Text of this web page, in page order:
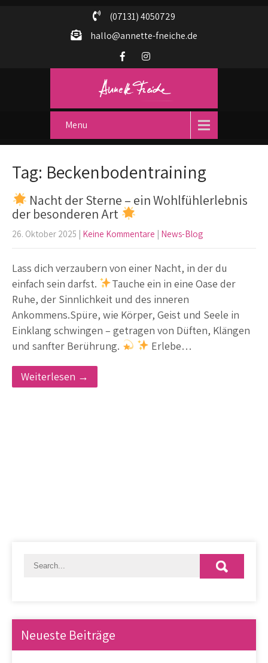
(07131) 4050729
hallo@annette-fneiche.de
Menu
Tag: Beckenbodentraining
Nacht der Sterne – ein Wohlfühlerlebnis
der besonderen Art
26. Oktober 2025 | Keine Kommentare | News-Blog
Lass dich verzaubern von einer Nacht, in der du
einfach sein darfst.
Tauche ein in eine Oase der
Ruhe, der Sinnlichkeit und des inneren
Ankommens.Spüre, wie Körper, Geist und Seele in
Einklang schwingen – getragen von Düften, Klängen
und sanfter Berührung.
Erlebe…
Weiterlesen →
Neueste Beiträge